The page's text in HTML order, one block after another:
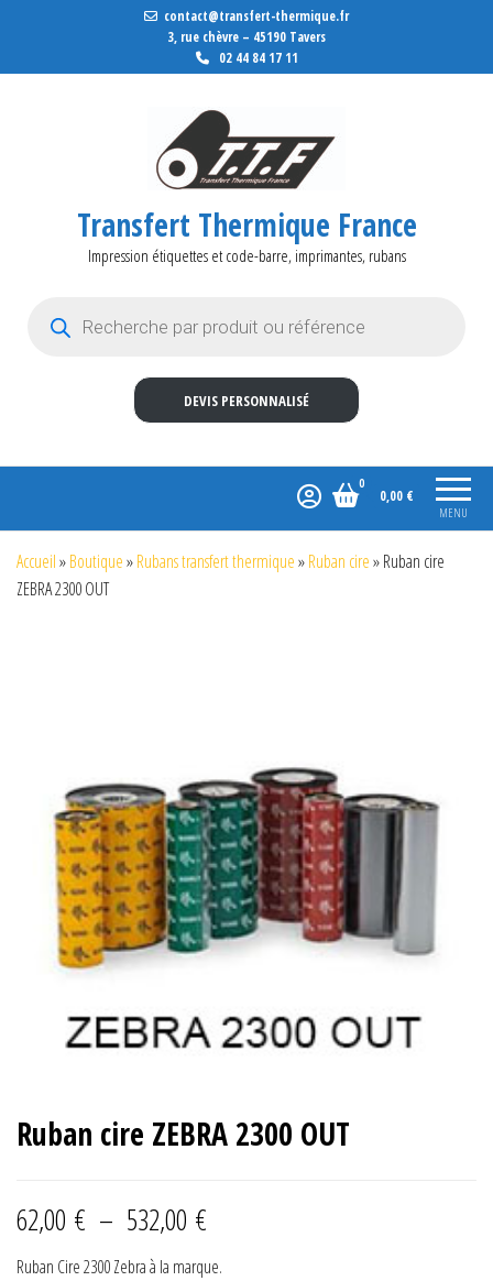
contact@transfert-thermique.fr
3, rue chèvre – 45190 Tavers
02 44 84 17 11
Transfert Thermique France
Impression étiquettes et code-barre, imprimantes, rubans
DEVIS PERSONNALISÉ
MENU
0
0,00 €
Accueil»Boutique»Rubans transfert thermique»Ruban cire»Ruban cire
ZEBRA 2300 OUT
Ruban cire ZEBRA 2300 OUT
62,00 € – 532,00 €
Ruban Cire 2300 Zebra à la marque.